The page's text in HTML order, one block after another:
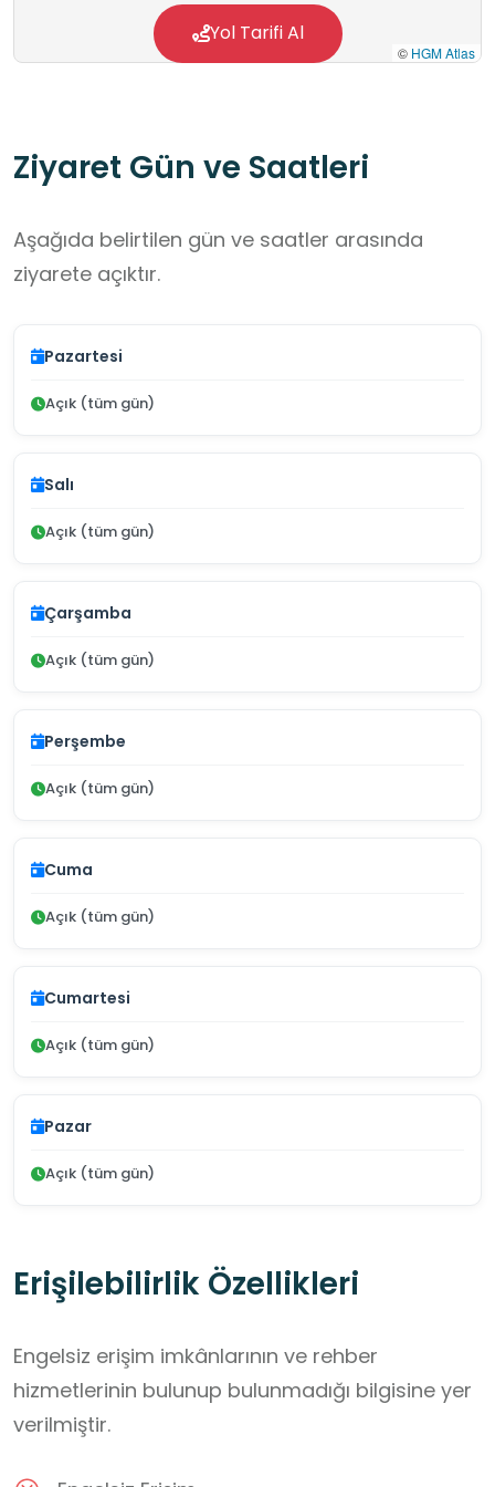
© HGM Atlas
Yol Tarifi Al
Ziyaret Gün ve Saatleri
Aşağıda belirtilen gün ve saatler arasında
ziyarete açıktır.
Pazartesi
Açık (tüm gün)
Salı
Açık (tüm gün)
Çarşamba
Açık (tüm gün)
Perşembe
Açık (tüm gün)
Cuma
Açık (tüm gün)
Cumartesi
Açık (tüm gün)
Pazar
Açık (tüm gün)
Erişilebilirlik Özellikleri
Engelsiz erişim imkânlarının ve rehber
hizmetlerinin bulunup bulunmadığı bilgisine yer
verilmiştir.